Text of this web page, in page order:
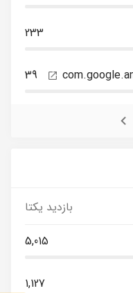
233
39
بازدید یکتا
5,015
1,127